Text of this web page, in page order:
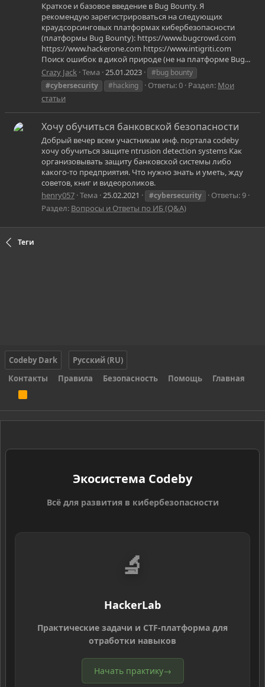
Краткое и базовое введение в Bug Bounty. Я
рекомендую зарегистрироваться на следующих
краудсорсинговых платформах кибербезопасности
(платформы Bug Bounty): https://www.bugcrowd.com
https://www.hackerone.com https://www.intigriti.com
Поиск ошибок в дикой природе (не на платформе Bug...
Crazy Jack Тема 25.01.2023
#bug bounty
#cybersecurity
#hacking Ответы: 0 Раздел: Мои
статьи
Хочу обучиться банковской безопасности
Добрый вечер всем участникам инф. портала codeby
хочу обучиться защите ntrusion detection systems Как
организовывать защиту банковской системы либо
какого-то предприятия. Что нужно знать и уметь, жду
советов, книг и видеороликов.
henry057 Тема 25.02.2021 #cybersecurity
Ответы: 9
Раздел: Вопросы и Ответы по ИБ (Q&A)
Теги
Codeby Dark
Русский (RU)
Контакты
Правила Безопасность Помощь Главная
S
Экосистема Codeby
Всё для развития в кибербезопасности
🔬
HackerLab
Практические задачи и CTF-платформа для
отработки навыков
Начать практику→